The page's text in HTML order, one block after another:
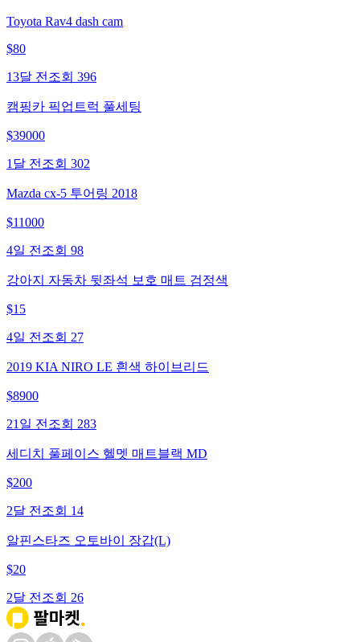
Toyota Rav4 dash cam
$80
13달 전 조회 396
캠핑카 픽업트럭 풀세팅
$39000
1달 전 조회 302
Mazda cx-5 투어링 2018
$11000
4일 전 조회 98
강아지 자동차 뒷좌석 보호 매트 검정색
$15
4일 전 조회 27
2019 KIA NIRO LE 흰색 하이브리드
$8900
21일 전 조회 283
세디치 풀페이스 헬멧 매트블랙 MD
$200
2달 전 조회 14
알핀스타즈 오토바이 장갑(L)
$20
2달 전 조회 26